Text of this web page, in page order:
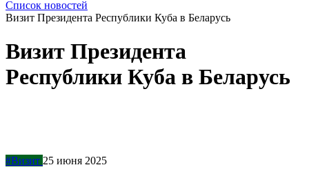
Список новостей
Визит Президента Республики Куба в Беларусь
Визит Президента
Республики Куба в Беларусь
#Визит 25 июня 2025